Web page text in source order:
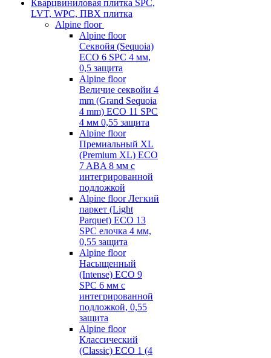
Кварцвиниловая плитка SPC,
LVT, WPC, ПВХ плитка
Alpine floor
Alpine floor
Секвойя (Sequoia)
ECO 6 SPC 4 мм,
0,5 защита
Alpine floor
Величие секвойи 4
mm (Grand Sequoia
4 mm) ECO 11 SPC
4 мм 0,55 защита
Alpine floor
Премиальный XL
(Premium XL) ECO
7 ABA 8 мм с
интегрированной
подложкой
Alpine floor Легкий
паркет (Light
Parquet) ECO 13
SPC елочка 4 мм,
0,55 защита
Alpine floor
Насыщенный
(Intense) ECO 9
SPC 6 мм с
интегрированной
подложкой, 0,55
защита
Alpine floor
Классический
(Classic) ECO 1 (4